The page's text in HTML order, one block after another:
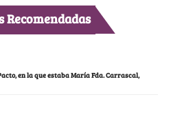
Recomendadas
en la que estaba María Fda. Carrascal,